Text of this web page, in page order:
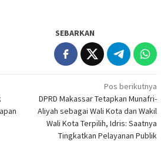
SEBARKAN
Pos berikutnya
DPRD Makassar Tetapkan Munafri-
Aliyah sebagai Wali Kota dan Wakil
Wali Kota Terpilih, Idris: Saatnya
Tingkatkan Pelayanan Publik